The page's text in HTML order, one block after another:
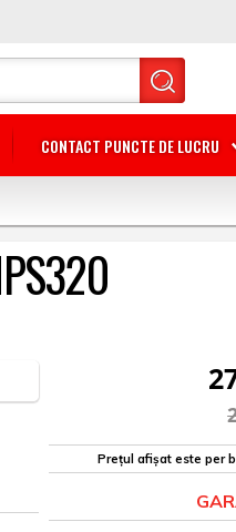
CONTACT PUNCTE DE LUCRU
Prețul afișat este per